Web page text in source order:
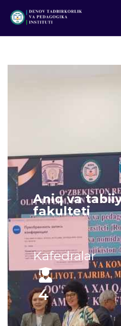
TG TR
Aniq va
fakulteti
Kafedralar
4